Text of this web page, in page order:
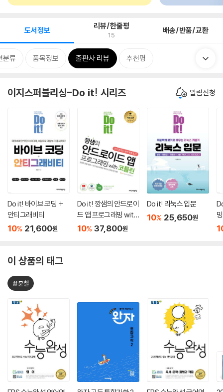
도서정보 리뷰/한줄평
15 배송/반품/교환
분류 품목정보 출판사 리뷰 추천평
이지스퍼블리싱-Do it! 시리즈 알림신청
Do it! 바이브 코딩 +
안티그래비티
10% 21,600원
Do it! 깡샘의 안드로이
드 앱 프로그래밍 with
코틀린 ─ 개정 5판
10% 37,800원
Do it! 리눅스 입문
10% 25,650원
이 상품의 태그
#분철